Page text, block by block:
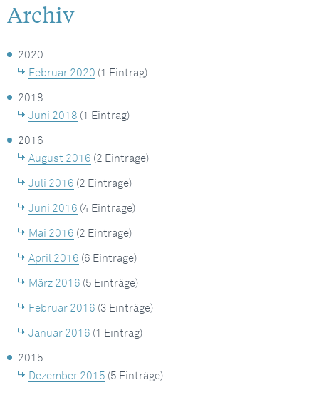
Archiv
2020
Februar 2020 (1 Eintrag)
2018
Juni 2018 (1 Eintrag)
2016
August 2016 (2 Einträge)
Juli 2016 (2 Einträge)
Juni 2016 (4 Einträge)
Mai 2016 (2 Einträge)
April 2016 (6 Einträge)
März 2016 (5 Einträge)
Februar 2016 (3 Einträge)
Januar 2016 (1 Eintrag)
2015
Dezember 2015 (5 Einträge)